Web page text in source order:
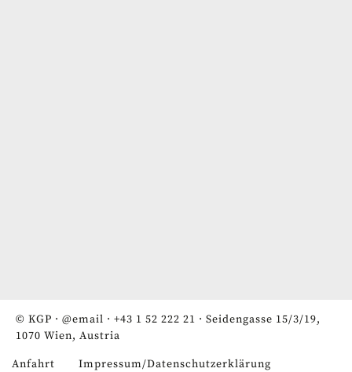
© KGP · @email · +43 1 52 222 21 · Seidengasse 15/3/19,
1070 Wien, Austria
Anfahrt Impressum/Datenschutzerklärung